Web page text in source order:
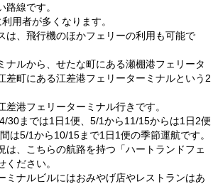
線です。
用者が多くなります。
は、飛行機のほかフェリーの利用も可能で
ナルから、せたな町にある瀬棚港フェリータ
差町にある江差港フェリーターミナルという2
差港フェリーターミナル行きです。
30までは1日1便、5/1から11/15からは1日2便
は5/1から10/15まで1日1便の季節運航です。
は、こちらの航路を持つ「ハートランドフェ
ください。
ミナルビルにはおみやげ店やレストランはあ